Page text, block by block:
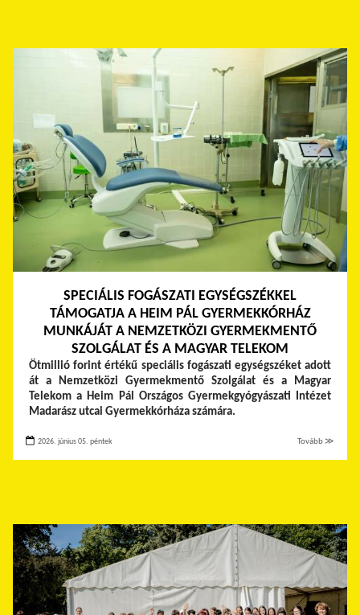
SPECIÁLIS FOGÁSZATI EGYSÉGSZÉKKEL
TÁMOGATJA A HEIM PÁL GYERMEKKÓRHÁZ
MUNKÁJÁT A NEMZETKÖZI GYERMEKMENTŐ
SZOLGÁLAT ÉS A MAGYAR TELEKOM
Ötmillió forint értékű speciális fogászati egységszéket adott
át a Nemzetközi Gyermekmentő Szolgálat és a Magyar
Telekom a Heim Pál Országos Gyermekgyógyászati Intézet
Madarász utcai Gyermekkórháza számára.
2026. június 05. péntek Tovább ≫